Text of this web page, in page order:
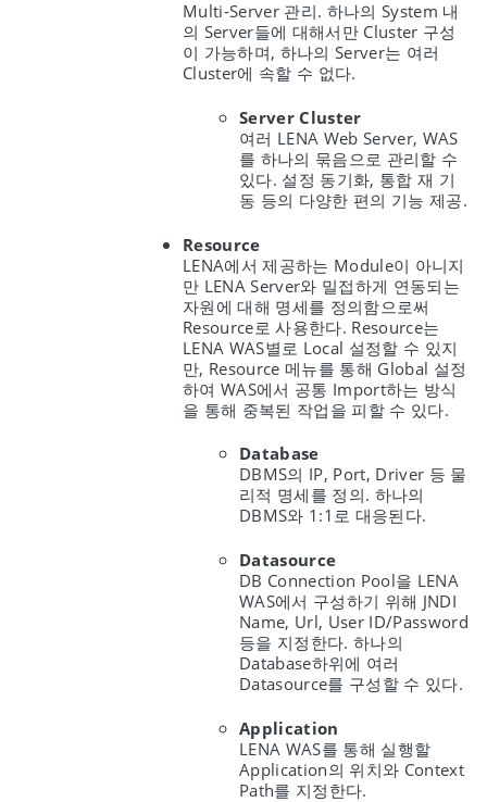
Multi-Server 관리. 하나의 System 내
의 Server들에 대해서만 Cluster 구성
이 가능하며, 하나의 Server는 여러
Cluster에 속할 수 없다.
Server Cluster
여러 LENA Web Server, WAS
를 하나의 묶음으로 관리할 수
있다. 설정 동기화, 통합 재 기
동 등의 다양한 편의 기능 제공.
Resource
LENA에서 제공하는 Module이 아니지
만 LENA Server와 밀접하게 연동되는
자원에 대해 명세를 정의함으로써
Resource로 사용한다. Resource는
LENA WAS별로 Local 설정할 수 있지
만, Resource 메뉴를 통해 Global 설정
하여 WAS에서 공통 Import하는 방식
을 통해 중복된 작업을 피할 수 있다.
Database
DBMS의 IP, Port, Driver 등 물
리적 명세를 정의. 하나의
DBMS와 1:1로 대응된다.
Datasource
DB Connection Pool을 LENA
WAS에서 구성하기 위해 JNDI
Name, Url, User ID/Password
등을 지정한다. 하나의
Database하위에 여러
Datasource를 구성할 수 있다.
Application
LENA WAS를 통해 실행할
Application의 위치와 Context
Path를 지정한다.